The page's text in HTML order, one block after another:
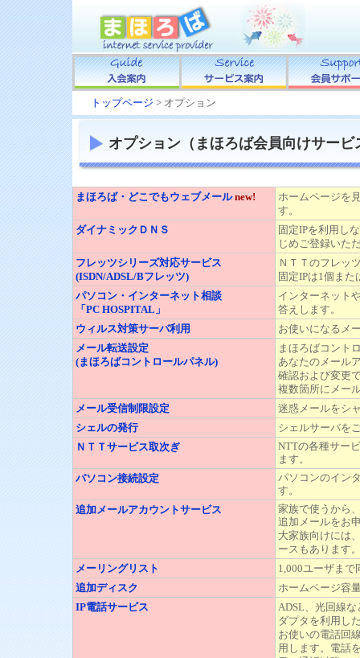
トップページ > オプション
オプション（まほろば会員向けサービ
まほろば・どこでもウェブメール new!
ホームページを
す。
ダイナミックＤＮＳ
固定IPを利用し
じめご登録いた
フレッツシリーズ対応サービス
(ISDN/ADSL/Bフレッツ)
ＮＴＴのフレッ
固定IPは1個ま
パソコン・インターネット相談
「PC HOSPITAL」
インターネット
答えします。
ウィルス対策サーバ利用
お使いになるメ
メール転送設定
(まほろばコントロールパネル)
まほろばコント
あなたのメール
確認および変更
複数箇所にメー
メール受信制限設定
迷惑メールをシ
シェルの発行
シェルサーバを
ＮＴＴサービス取次ぎ
NTTの各種サー
ます。
パソコン接続設定
パソコンのイン
す。
追加メールアカウントサービス
家族で使うから
追加メールをお
大家族向けには
ースもあります
メーリングリスト
1,000ユーザま
追加ディスク
ホームページ容
IP電話サービス
ADSL、光回線
ダプタを利用し
お使いの電話回
用します。電話